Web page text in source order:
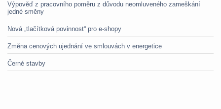
Výpověď z pracovního poměru z důvodu neomluveného zameškání
jedné směny
Nová „tlačítková povinnost“ pro e-shopy
Změna cenových ujednání ve smlouvách v energetice
Černé stavby